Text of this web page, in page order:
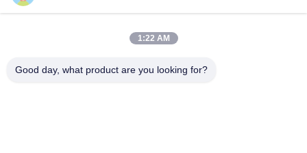
1:22 AM
Good day, what product are you looking for?